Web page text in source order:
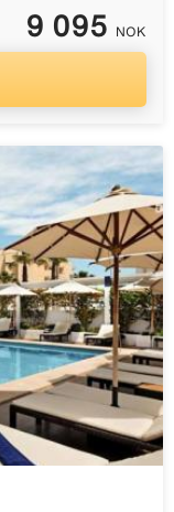
9 095 NOK